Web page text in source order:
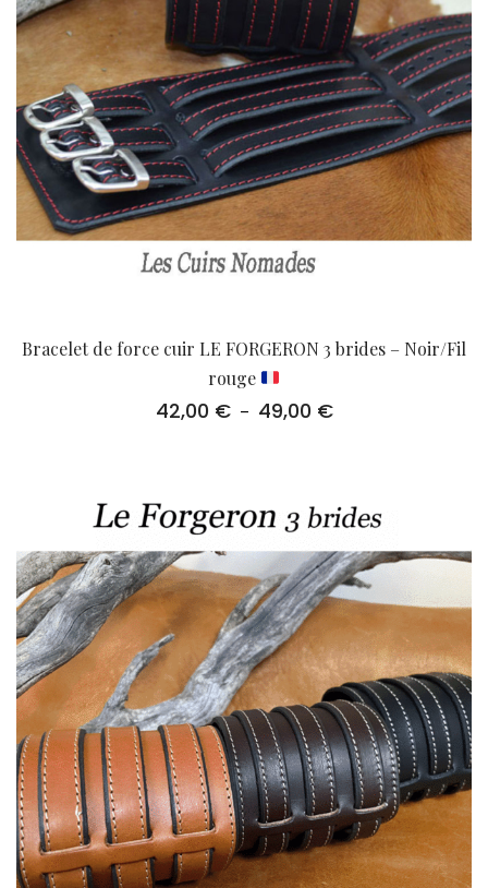
Bracelet de force cuir LE FORGERON 3 brides – Noir/Fil
rouge
42,00 € – 49,00 €Plage
49,00 €